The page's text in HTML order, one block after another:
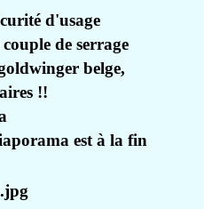
d'usage
de serrage
belge,
!!
est à la fin